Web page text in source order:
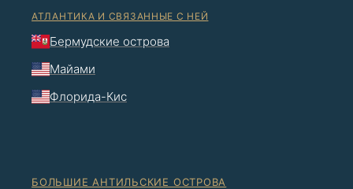
АТЛАНТИКА И СВЯЗАННЫЕ С НЕЙ
Бермудские острова
Майами
Флорида-Кис
БОЛЬШИЕ АНТИЛЬСКИЕ ОСТРОВА